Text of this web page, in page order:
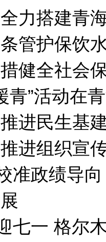
力搭建青
管护保饮
健全社会
青”活动在
进民生基
进组织宣
准政绩导
七一 格尔